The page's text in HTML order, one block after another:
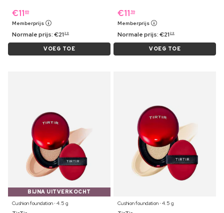
€11 69
Memberprijs
Normale prijs:€21 29
VOEG TOE
€11 59
Memberprijs
Normale prijs:€21 29
VOEG TOE
BIJNA UITVERKOCHT
Cushion foundation ⋅ 4.5 g
Cushion foundation ⋅ 4.5 g